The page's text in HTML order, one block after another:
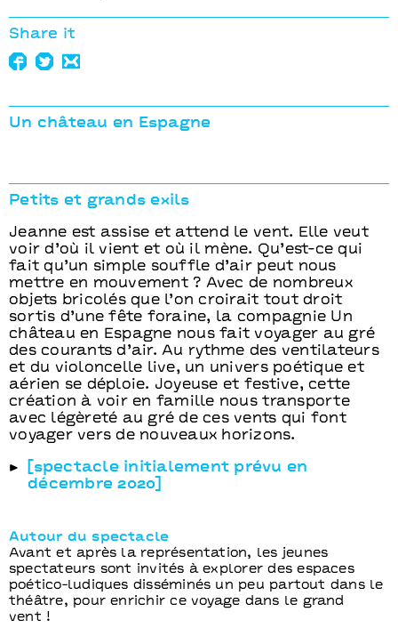
Un château en Espagne
Petits et grands exils
Jeanne est assise et attend le vent. Elle veut
voir d’où il vient et où il mène. Qu’est-ce qui
fait qu’un simple souffle d’air peut nous
mettre en mouvement ? Avec de nombreux
objets bricolés que l’on croirait tout droit
sortis d’une fête foraine, la compagnie Un
château en Espagne nous fait voyager au gré
des courants d’air. Au rythme des ventilateurs
et du violoncelle live, un univers poétique et
aérien se déploie. Joyeuse et festive, cette
création à voir en famille nous transporte
avec légèreté au gré de ces vents qui font
voyager vers de nouveaux horizons.
[spectacle initialement prévu en
décembre 2020]
Autour du spectacle
Avant et après la représentation, les jeunes
spectateurs sont invités à explorer des espaces
poético-ludiques disséminés un peu partout dans le
théâtre, pour enrichir ce voyage dans le grand
vent !
Share it